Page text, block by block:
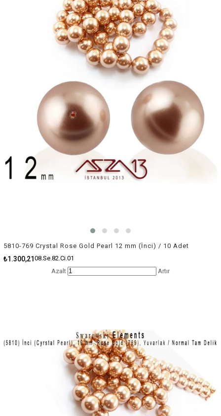
5810-769 Crystal Rose Gold Pearl 12 mm (İnci) / 10 Adet
₺1.300,21 08.Se.82.Ci.01
Azalt
Artır